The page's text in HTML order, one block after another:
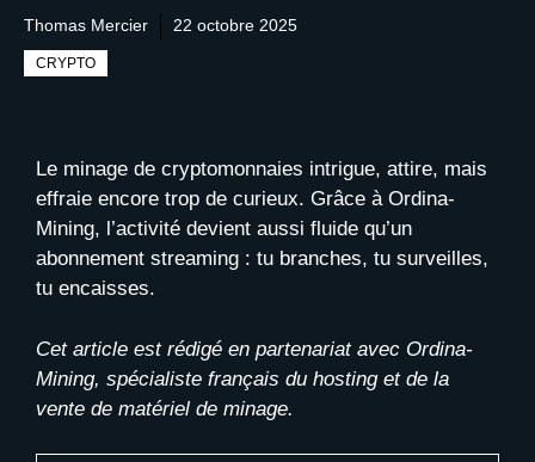
Thomas Mercier 22 octobre 2025
CRYPTO
Le minage de cryptomonnaies intrigue, attire, mais
effraie encore trop de curieux. Grâce à Ordina-
Mining, l’activité devient aussi fluide qu’un
abonnement streaming : tu branches, tu surveilles,
tu encaisses.
Cet article est rédigé en partenariat avec Ordina-
Mining, spécialiste français du hosting et de la
vente de matériel de minage.